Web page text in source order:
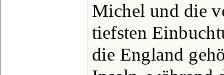
Michel und die
tiefsten
die England